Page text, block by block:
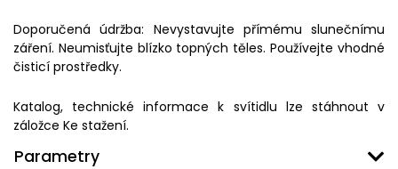
Doporučená údržba: Nevystavujte přímému slunečnímu
záření. Neumisťujte blízko topných těles. Používejte vhodné
čisticí prostředky.
Katalog, technické informace k svítidlu lze stáhnout v
záložce Ke stažení.
Parametry